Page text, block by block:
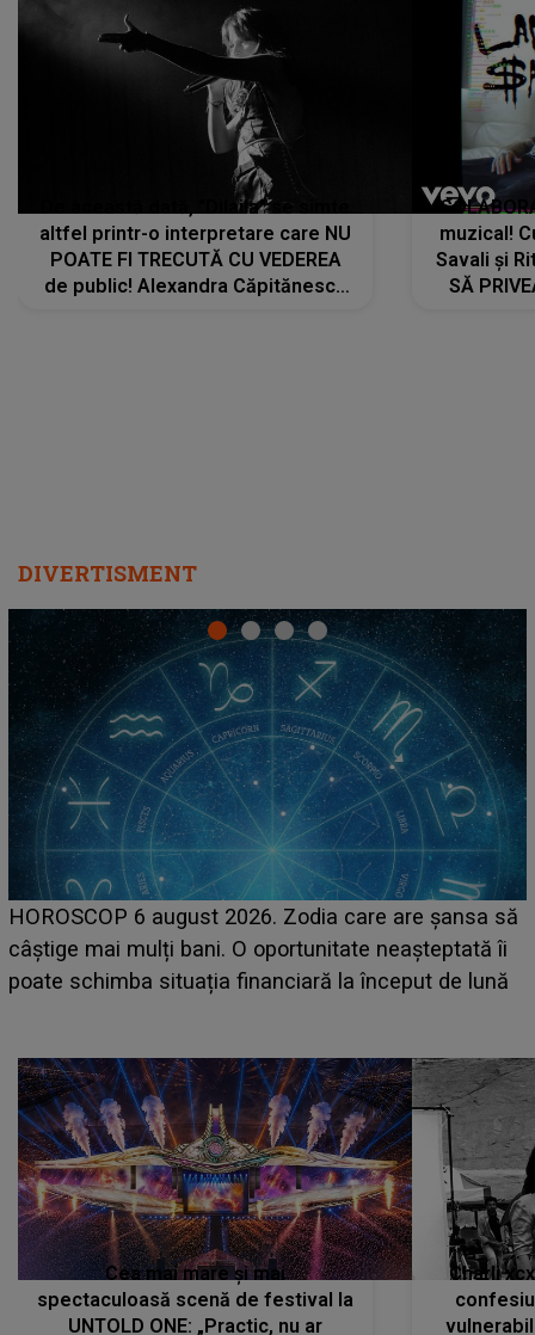
De această dată, "Dilaila" se simte
altfel printr-o interpretare care NU
POATE FI TRECUTĂ CU VEDEREA
de public! Alexandra Căpitănescu
muzical!
Savali și
SĂ
DIVERTISMENT
LINE-UP UNTOLD ONE, prima zi. Cine sunt artiștii
care deschid festivalul și de la ce ore au loc cele mai
așteptate concerte pe scena principală?
Cea mai mare și mai
spectaculoasă scenă de festival la
UNTOLD ONE: „Practic, nu ar
Charli